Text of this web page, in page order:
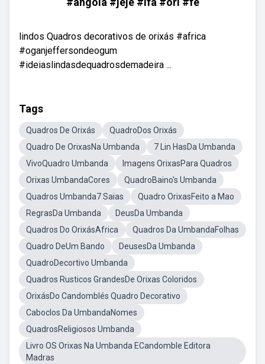
lindos Quadros decorativos de orixás #africa
#oganjeffersondeogum
#ideiaslindasdequadrosdemadeira ...
Tags
Quadros De Orixás
QuadroDos Orixás
Quadro De OrixasNa Umbanda
7 Lin HasDa Umbanda
VivoQuadro Umbanda
Imagens OrixasPara Quadros
Orixas UmbandaCores
QuadroBaino's Umbanda
Quadros Umbanda7 Saias
Quadro OrixasFeito a Mao
RegrasDa Umbanda
DeusDa Umbanda
Quadros Do OrixásAfrica
Quadros Da UmbandaFolhas
Quadro DeUm Bando
DeusesDa Umbanda
QuadroDecortivo Umbanda
Quadros Rusticos GrandesDe Orixas Coloridos
OrixásDo Candomblés Quadro Decorativo
Caboclos Da UmbandaNomes
QuadrosReligiosos Umbanda
Livro OS Orixas Na Umbanda ECandomble Editora
Madras